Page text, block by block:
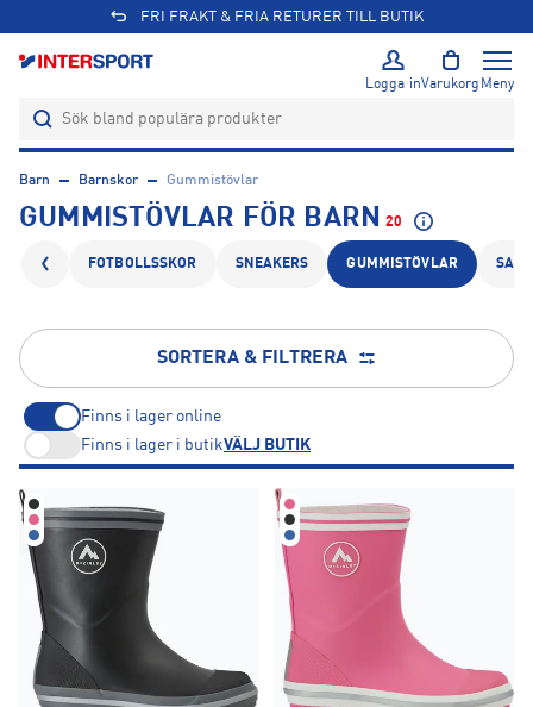
Logga inVarukorg Meny
Barn Barnskor Gummistövlar
GUMMISTÖVLAR FÖR BARN 20
FOTBOLLSSKOR SNEAKERS GUMMISTÖVLAR
SORTERA & FILTRERA
Finns i lager online
Finns i lager i butikVÄLJ BUTIK